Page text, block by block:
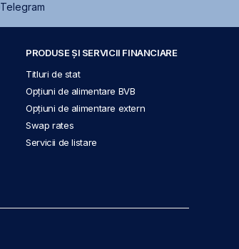
Telegram
PRODUSE ȘI SERVICII FINANCIARE
Titluri de stat
Opțiuni de alimentare BVB
Opțiuni de alimentare extern
Swap rates
Servicii de listare